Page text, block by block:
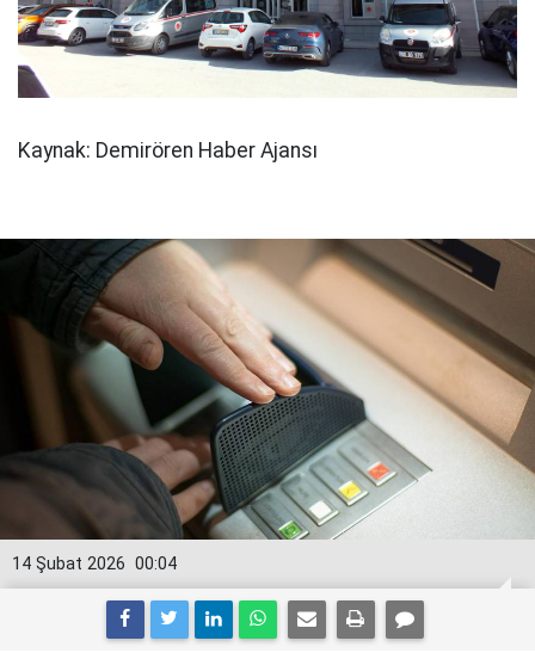
Kaynak: Demirören Haber Ajansı
00:04
14 Şubat 2026